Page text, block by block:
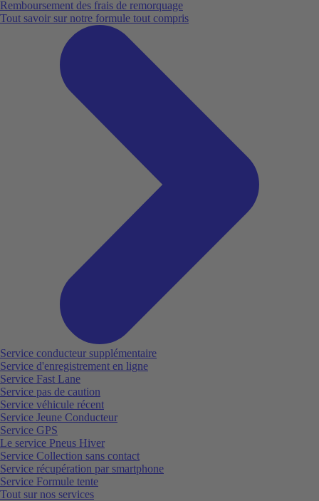
Remboursement des frais de remorquage
Tout savoir sur notre formule tout compris
Service conducteur supplémentaire
Service d'enregistrement en ligne
Service Fast Lane
Service pas de caution
Service véhicule récent
Service Jeune Conducteur
Service GPS
Le service Pneus Hiver
Service Collection sans contact
Service récupération par smartphone
Service Formule tente
Tout sur nos services